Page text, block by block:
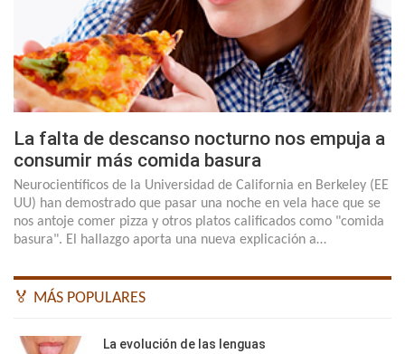
La falta de descanso nocturno nos empuja a
consumir más comida basura
Neurocientíficos de la Universidad de California en Berkeley (EE
UU) han demostrado que pasar una noche en vela hace que se
nos antoje comer pizza y otros platos calificados como "comida
basura". El hallazgo aporta una nueva explicación a…
🏅 MÁS POPULARES
La evolución de las lenguas